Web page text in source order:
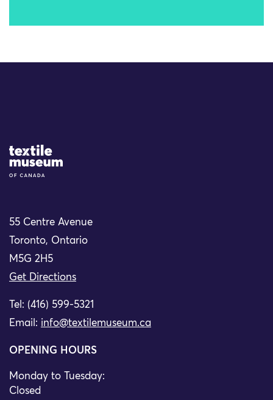
Site Logo
55 Centre Avenue
Toronto, Ontario
M5G 2H5
Get Directions
Tel: (416) 599-5321
Email: info@textilemuseum.ca
OPENING HOURS
Monday to Tuesday:
Closed